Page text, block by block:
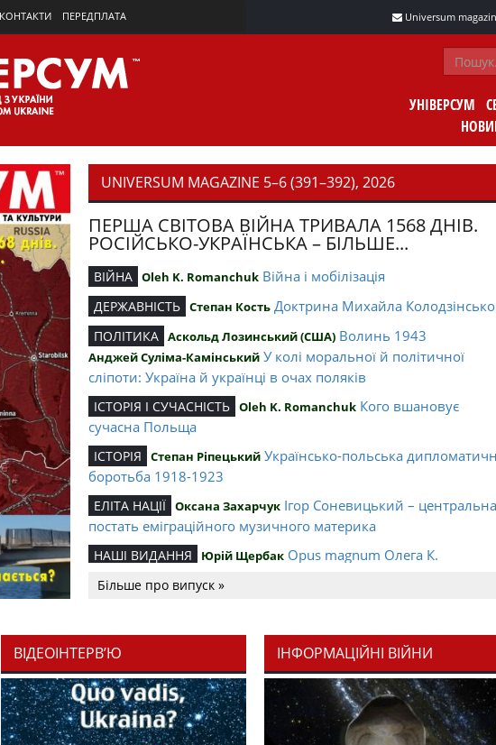
КОНТАКТИ ПЕРЕДПЛАТА Universum
УНІВЕРСУМ
UNIVERSUM MAGAZINE 5–6 (391–392), 2026
ПЕРША СВІТОВА ВІЙНА ТРИВАЛА 1568 ДНІВ.
РОСІЙСЬКО-УКРАЇНСЬКА – БІЛЬШЕ...
ВІЙНА Oleh K. Romanchuk Війна і мобілізація
ДЕРЖАВНІСТЬ Степан Кость Доктрина Михайла
ПОЛІТИКА Аскольд Лозинський (США) Волинь 1943
Анджей Суліма-Камінський У колі моральної й політичної
сліпоти: Україна й українці в очах поляків
ІСТОРІЯ І СУЧАСНІСТЬ Oleh K. Romanchuk Кого вшановує
сучасна Польща
ІСТОРІЯ Степан Ріпецький Українсько-польська
боротьба 1918-1923
ЕЛІТА НАЦІЇ Оксана Захарчук Ігор Соневицький – центральна
постать еміграційного музичного материка
НАШІ ВИДАННЯ Юрій Щербак Opus magnum Олега К.
Романчука
Editorial
Журавель і синиця як уособлення
української політстратегії й тактики
Більше про випуск »
ВІДЕОІНТЕРВ’Ю ІНФОРМАЦІЙНІ ВІЙНИ